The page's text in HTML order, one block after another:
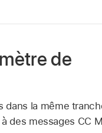
de
dans la même
des messages CC